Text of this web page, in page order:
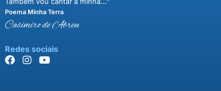
Poema Minha Terra
Casimiro de Abreu
Redes sociais